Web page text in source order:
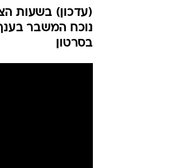
נוכח המשבר
בסרטון